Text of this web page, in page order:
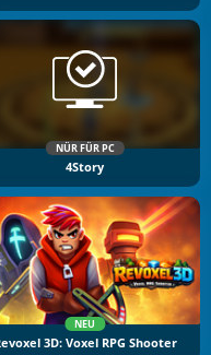
NÜR FÜR PC
4Story
NEU
3D: Voxel RPG Shooter